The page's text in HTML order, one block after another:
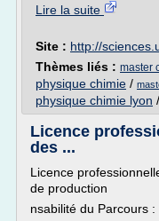
Lire la suite
Site : http://
Thèmes liés : master
physique chimie /
physique chimie lyon /
Licence
des ...
Licence
de production
nsabilité du Parcours :